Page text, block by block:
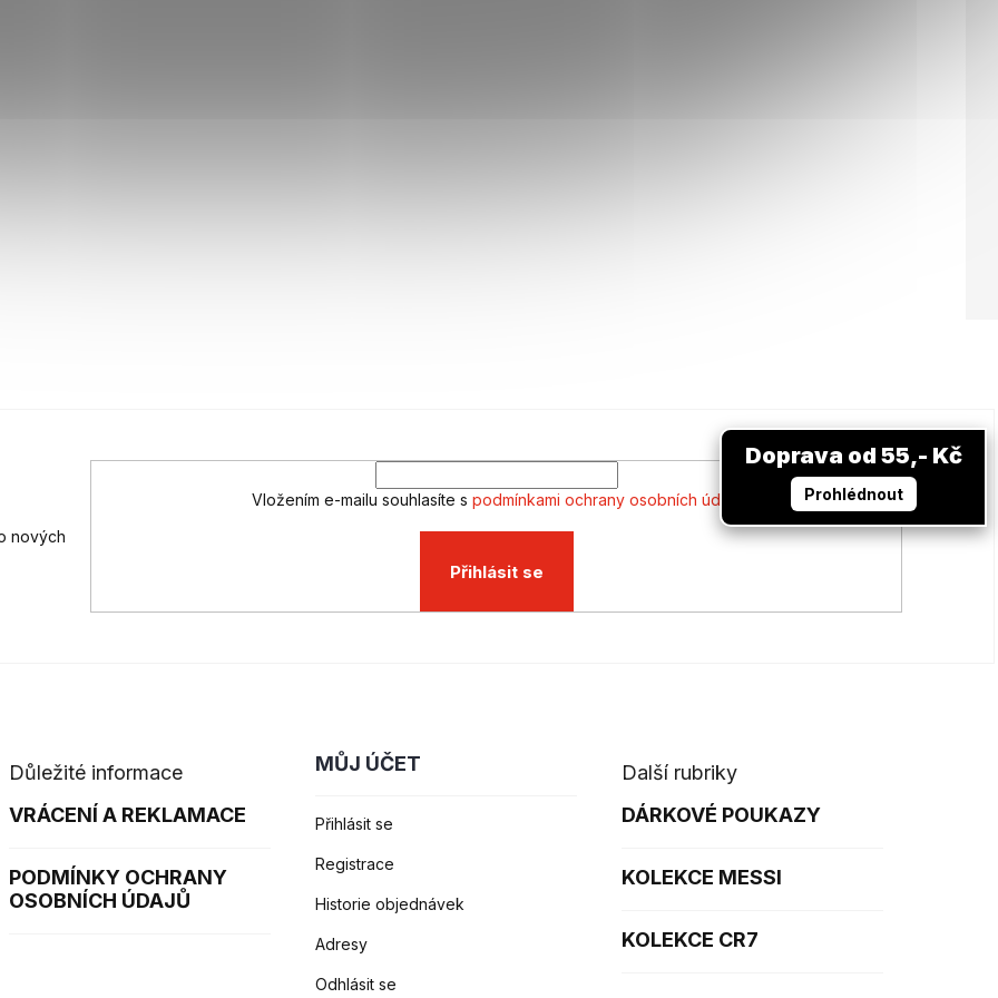
nových
Vložením e-mailu souhlasíte s podmínkami ochrany osobních údajů
Přihlásit se
Důležité informace
VRÁCENÍ A REKLAMACE
PODMÍNKY OCHRANY
OSOBNÍCH ÚDAJŮ
MŮJ ÚČET
Přihlásit se
Registrace
Historie objednávek
Adresy
Odhlásit se
Další rubriky
DÁRKOVÉ POUKAZY
KOLEKCE MESSI
KOLEKCE CR7
Doprava od 55,- Kč
Prohlédnout